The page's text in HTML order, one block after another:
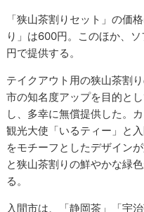
「狭山茶割りセット」の価
り」は600円。このほか、
円で提供する。
テイクアウト用の狭山茶割
市の知名度アップを目的と
し、多幸に無償提供した。
観光大使「いるティー」と
をモチーフとしたデザイン
と狭山茶割りの鮮やかな緑
る。
入間市は、「静岡茶」「宇